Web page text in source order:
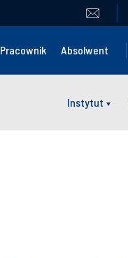
Pracownik Absolwent
Instytut